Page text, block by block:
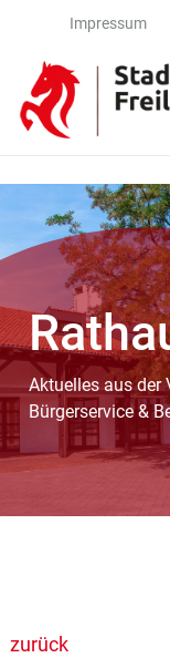
Impressum
Aktuelles aus der
Bürgerservice &
zurück